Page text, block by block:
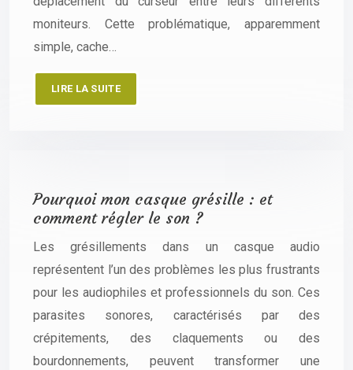
moniteurs. Cette problématique, apparemment
simple, cache…
LIRE LA SUITE
Pourquoi mon casque grésille : et
comment régler le son ?
Les grésillements dans un casque audio
représentent l’un des problèmes les plus frustrants
pour les audiophiles et professionnels du son. Ces
parasites sonores, caractérisés par des
crépitements, des claquements ou des
bourdonnements, peuvent transformer une